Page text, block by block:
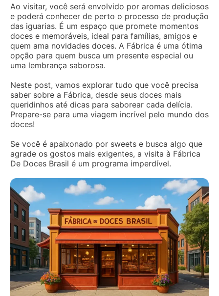
Ao visitar, você será envolvido por aromas deliciosos
e poderá conhecer de perto o processo de produção
das iguarias. É um espaço que promete momentos
doces e memoráveis, ideal para famílias, amigos e
quem ama novidades doces. A Fábrica é uma ótima
opção para quem busca um presente especial ou
uma lembrança saborosa.
Neste post, vamos explorar tudo que você precisa
saber sobre a Fábrica, desde seus doces mais
queridinhos até dicas para saborear cada delícia.
Prepare-se para uma viagem incrível pelo mundo dos
doces!
Se você é apaixonado por sweets e busca algo que
agrade os gostos mais exigentes, a visita à Fábrica
De Doces Brasil é um programa imperdível.